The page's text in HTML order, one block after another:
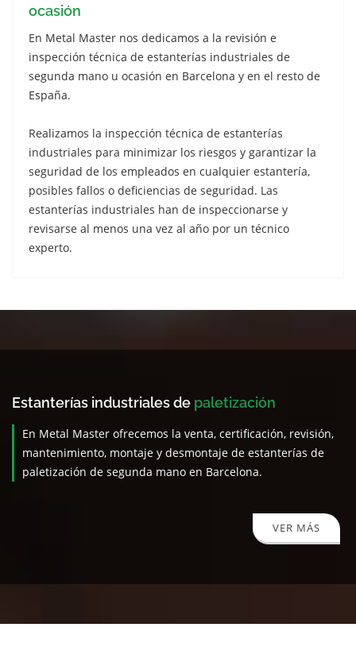
ocasión
En Metal Master nos dedicamos a la revisión e
inspección técnica de estanterías industriales de
segunda mano u ocasión en Barcelona y en el resto de
España.
Realizamos la inspección técnica de estanterías
industriales para minimizar los riesgos y garantizar la
seguridad de los empleados en cualquier estantería,
posibles fallos o deficiencias de seguridad. Las
estanterías industriales han de inspeccionarse y
revisarse al menos una vez al año por un técnico
experto.
Estanterías industriales de paletización
En Metal Master ofrecemos la venta, certificación, revisión,
mantenimiento, montaje y desmontaje de estanterías de
paletización de segunda mano en Barcelona.
VER MÁS